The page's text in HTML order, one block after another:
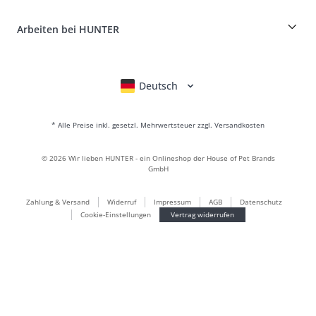
Leder ist unsere Leidenschaft
BVB Dortmund
Geschenkewelt
Hundebekleidung
LOVE
Arbeiten bei HUNTER
* Alle Preise inkl. gesetzl. Mehrwertsteuer zzgl. Versandkosten
Deutsch
Zahlung & Versand Widerruf Impressum AGB
Datenschutz
Cookie-Einstellungen
Vertrag widerrufen
© 2026 Wir lieben HUNTER - ein Onlineshop der House of Pet Brands
GmbH